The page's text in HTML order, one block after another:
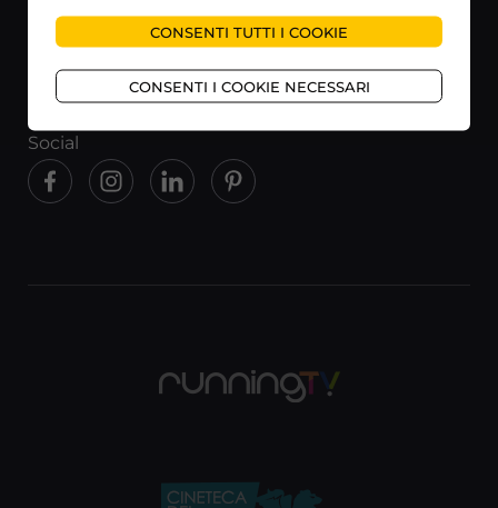
Help
Termini e condizioni
Privacy policy
Social
CONSENTI TUTTI I COOKIE
CONSENTI I COOKIE NECESSARI